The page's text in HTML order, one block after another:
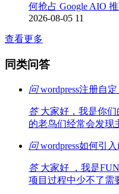
何抢占 Google AIO
2026-08-05 11
查看更多
同类问答
问wordpress注册自
答大家好，我是你
的老鸟们经常会发现
问wordpress如何引
答大家好 ，我是
项目过程中少不了需